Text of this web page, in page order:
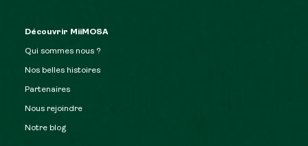
Découvrir MiiMOSA
Qui sommes nous ?
Nos belles histoires
Partenaires
Nous rejoindre
Notre blog